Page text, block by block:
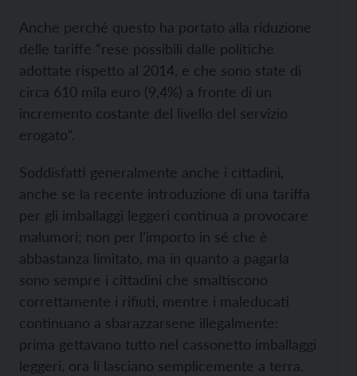
Anche perché questo ha portato alla riduzione
delle tariffe “rese possibili dalle politiche
adottate rispetto al 2014, e che sono state di
circa 610 mila euro (9,4%) a fronte di un
incremento costante del livello del servizio
erogato”.
Soddisfatti generalmente anche i cittadini,
anche se la recente introduzione di una tariffa
per gli imballaggi leggeri continua a provocare
malumori; non per l’importo in sé che è
abbastanza limitato, ma in quanto a pagarla
sono sempre i cittadini che smaltiscono
correttamente i rifiuti, mentre i maleducati
continuano a sbarazzarsene illegalmente:
prima gettavano tutto nel cassonetto imballaggi
leggeri, ora li lasciano semplicemente a terra.